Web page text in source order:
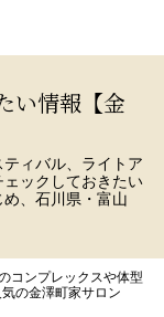
い情報【金
ィバル、ライトア
ックしておきたい
、石川県・富山
コンプレックスや体型
の金澤町家サロン